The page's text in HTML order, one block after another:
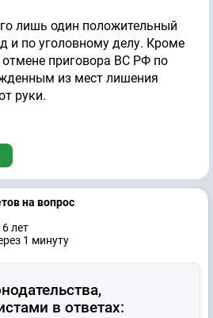
лишь один положительный
и по уголовному делу. Кроме
отмене приговора ВС РФ по
из мест лишения
руки.
на вопрос
лет
1 минуту
в ответах: